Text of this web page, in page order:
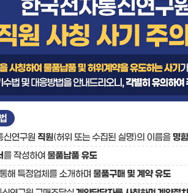
청렴포털 신고
수의계약 현황
부패징계 현황
감사결과공개
지식공유